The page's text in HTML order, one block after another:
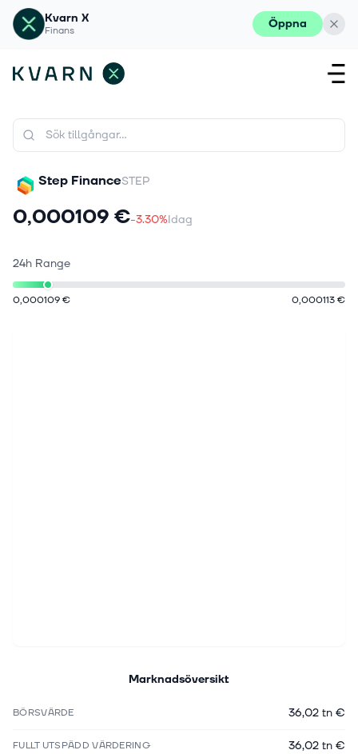
Kvarn X
Finans Öppna
Step FinanceSTEP
0,000109 €-3.30%Idag
24h Range
0,000109 € 0,000113 €
Marknadsöversikt
BÖRSVÄRDE 36,02 tn €
FULLT UTSPÄDD VÄRDERING 36,02 tn €